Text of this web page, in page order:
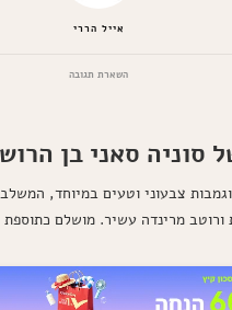
אייל הררי
השארת תגובהבנושא
חמוץ
סוניה סאני בן הרוש
צבעוני וטעים במיוחד,
ורוטב מרינדה עשיר. מושלם